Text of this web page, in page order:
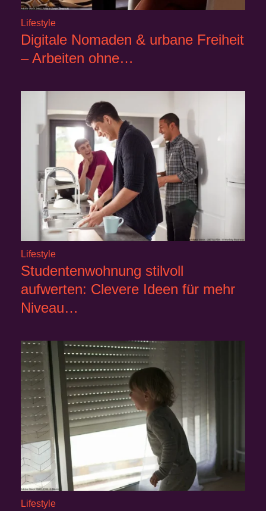
Lifestyle
Digitale Nomaden & urbane Freiheit
– Arbeiten ohne…
Lifestyle
Studentenwohnung stilvoll
aufwerten: Clevere Ideen für mehr
Niveau…
Lifestyle